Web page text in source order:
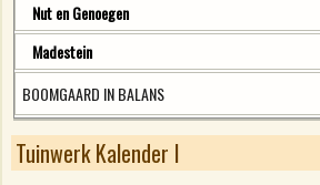
Nut en Genoegen
Madestein
BOOMGAARD IN BALANS
Tuinwerk Kalender l